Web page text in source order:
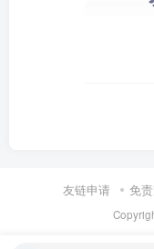
友链申请 免